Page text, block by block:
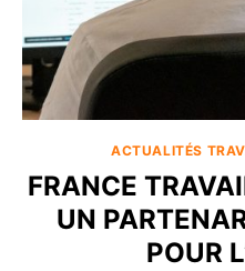
ACTUALITÉS
FRANCE
UN
POUR